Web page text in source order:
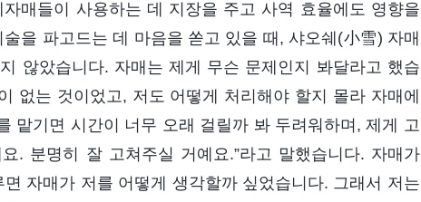
매들이 사용하는 데 지장을 주고 사역 효율에도 영향을
을 파고드는 데 마음을 쏟고 있을 때, 샤오쉐(小雪) 자매
않았습니다. 자매는 제게 무슨 문제인지 봐달라고 했습
없는 것이었고, 저도 어떻게 처리해야 할지 몰라 자매에
맡기면 시간이 너무 오래 걸릴까 봐 두려워하며, 제게 고
. 분명히 잘 고쳐주실 거예요.”라고 말했습니다. 자매가
자매가 저를 어떻게 생각할까 싶었습니다. 그래서 저는